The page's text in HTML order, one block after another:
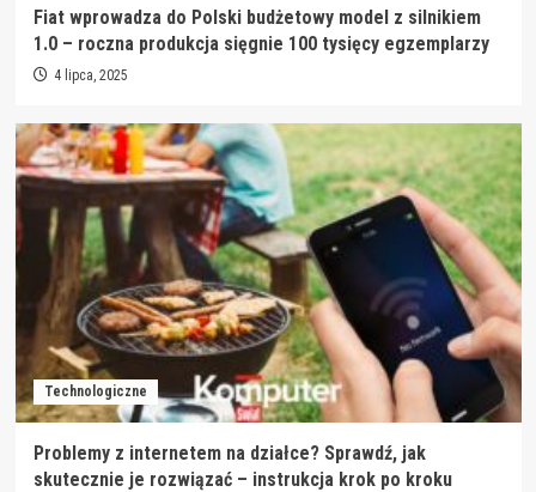
Fiat wprowadza do Polski budżetowy model z silnikiem
1.0 – roczna produkcja sięgnie 100 tysięcy egzemplarzy
4 lipca, 2025
Technologiczne
Problemy z internetem na działce? Sprawdź, jak
skutecznie je rozwiązać – instrukcja krok po kroku